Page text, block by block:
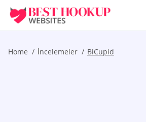
Home İncelemeler BiCupid